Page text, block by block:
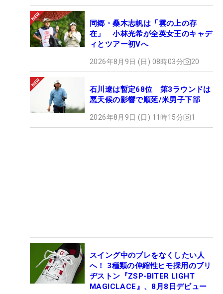
同郷・桑木志帆は「雲の上の存
在」 小林光希が全英女王のキャデ
ィとツアー初Vへ
2026年8月9日 (日) 08時03分 20
石川遼は暫定68位 第3ラウンドは
悪天候の影響で順延/米男子下部
2026年8月9日 (日) 11時15分 1
スイング中のブレをなくしたい人
へ！ 3種類の伸縮性ヒモ採用のブリ
ヂストン『ZSP-BITER LIGHT
MAGICLACE』、8月8日デビュー